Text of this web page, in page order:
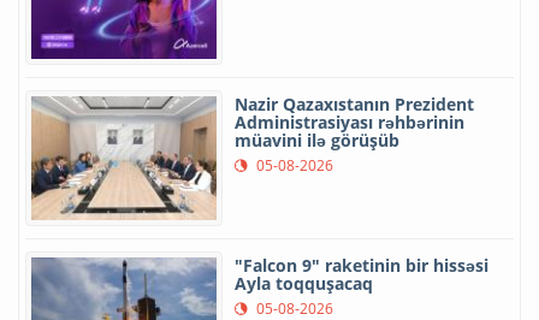
Nazir Qazaxıstanın Prezident
Administrasiyası rəhbərinin
müavini ilə görüşüb
05-08-2026
"Falcon 9" raketinin bir hissəsi
Ayla toqquşacaq
05-08-2026